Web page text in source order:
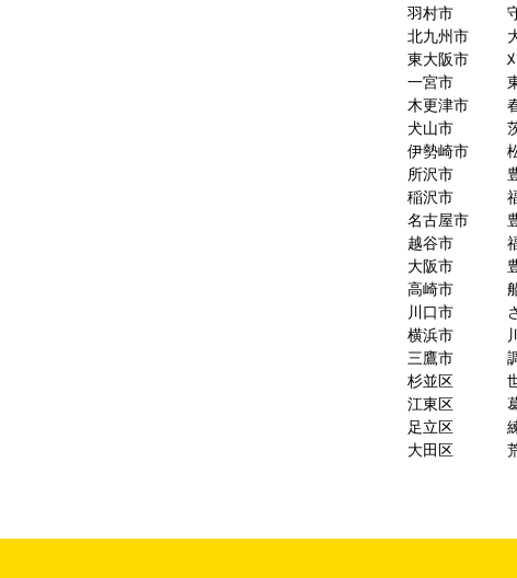
羽村市
北九州市
東大阪市
一宮市
木更津市
犬山市
伊勢崎市
所沢市
稲沢市
名古屋市
越谷市
大阪市
高崎市
川口市
横浜市
三鷹市
杉並区
江東区
足立区
大田区